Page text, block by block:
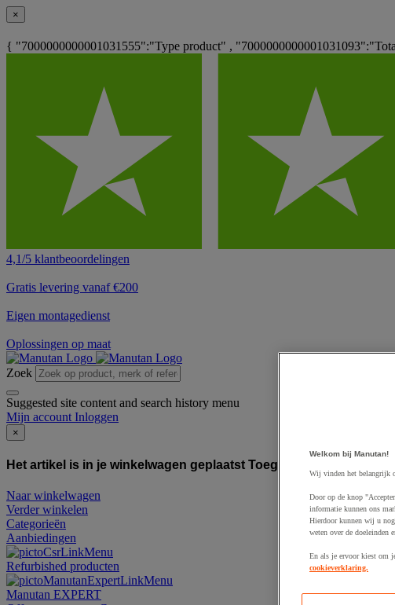
×
{ "7000000000001031555":"Type product" ,
4,1/5 klantbeoordelingen
Gratis levering vanaf €200
Eigen montagedienst
Oplossingen op maat
Zoek
Suggested site content and search history menu
Mijn account Inloggen
×
Het artikel is in je winkelwagen geplaatst Toegevoegd aan
Naar winkelwagen
Verder winkelen
Categorieën
Aanbiedingen
Refurbished producten
Manutan EXPERT
Welkom bij Manutan!
Wij vinden het belangrijk
Door op de knop
informatie kunnen ons
Hierdoor kunnen wij u nog
weten over de doeleinden
En als je ervoor kiest om
cookieverklaring.